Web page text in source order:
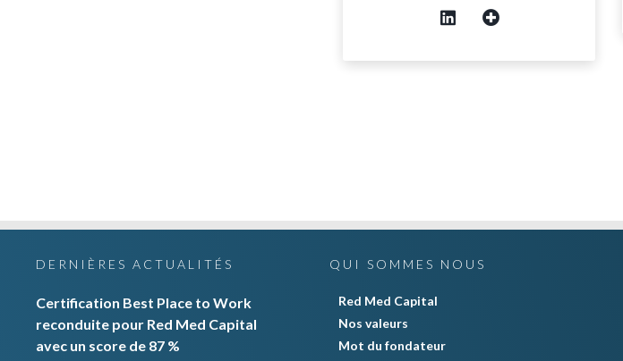
DERNIÈRES ACTUALITÉS
Certification Best Place to Work
reconduite pour Red Med Capital
avec un score de 87 %
QUI SOMMES NOUS
Red Med Capital
Nos valeurs
Mot du fondateur